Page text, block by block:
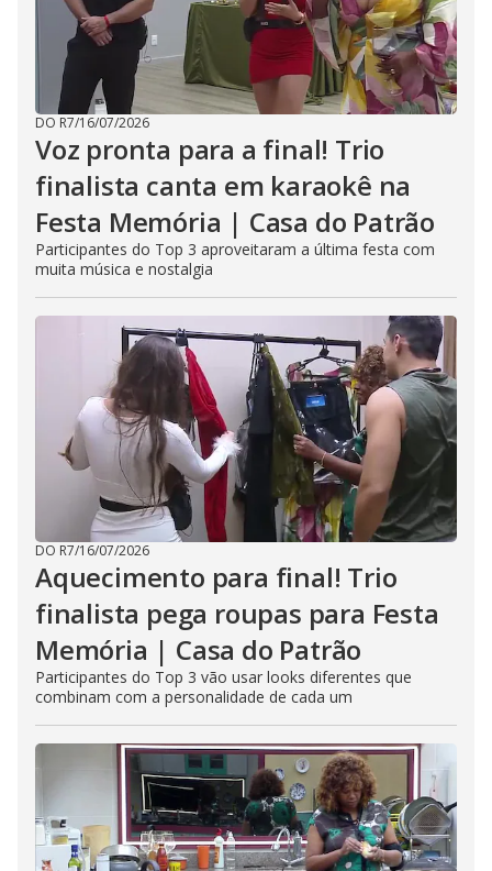
DO R7/16/07/2026
Voz pronta para a final! Trio
finalista canta em karaokê na
Festa Memória | Casa do Patrão
Participantes do Top 3 aproveitaram a última festa com
muita música e nostalgia
DO R7/16/07/2026
Aquecimento para final! Trio
finalista pega roupas para Festa
Memória | Casa do Patrão
Participantes do Top 3 vão usar looks diferentes que
combinam com a personalidade de cada um